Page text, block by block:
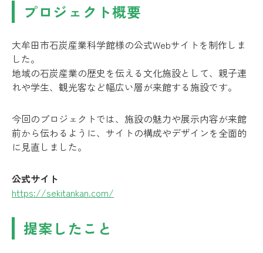
プロジェクト概要
大牟田市石炭産業科学館様の公式Webサイトを制作しま
した。
地域の石炭産業の歴史を伝える文化施設として、親子連
れや学生、観光客など幅広い層が来館する施設です。
今回のプロジェクトでは、施設の魅力や展示内容が来館
前から伝わるように、サイトの構成やデザインを全面的
に見直しました。
公式サイト
https://sekitankan.com/
提案したこと